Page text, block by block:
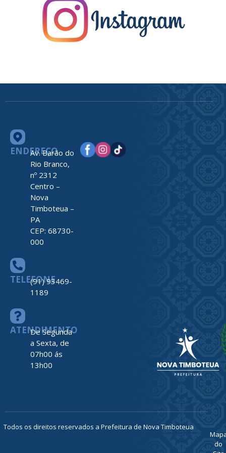
ENDEREÇO
Av. Barão do
Rio Branco,
nº 2312
Centro –
Nova
Timboteua –
PA
CEP: 68730-
000
TELEFONE
(91) 93469-
1189
ATENDIMENTO
De Segunda
a Sexta, de
07h00 ás
13h00
Todos os direitos reservados a Prefeitura de Nova Timboteua
do